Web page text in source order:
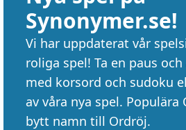
Synonymer.se!
Vi har uppdaterat vår
roliga spel! Ta en paus
med korsord och sudoku
av våra nya spel. Populära
bytt namn till Ordröj.